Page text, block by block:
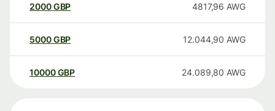
2000GBP 4817,96 AWG
5000GBP 12.044,90 AWG
10000 GBP 24.089,80 AWG